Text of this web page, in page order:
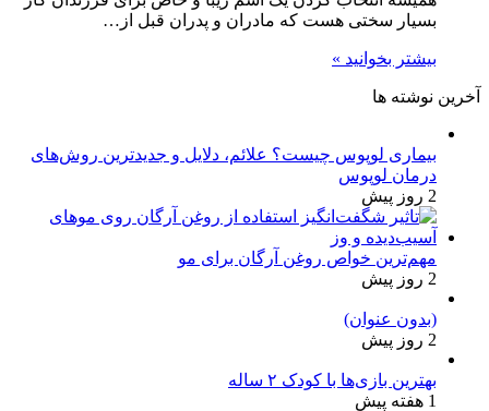
بسیار سختی هست که مادران و پدران قبل از…
بیشتر بخوانید »
آخرین نوشته ها
بیماری لوپوس چیست؟ علائم، دلایل و جدیدترین روش‌های
درمان لوپوس
2 روز پیش
مهم‌ترین خواص روغن آرگان برای مو
2 روز پیش
(بدون عنوان)
2 روز پیش
بهترین بازی‌ها با کودک ۲ ساله
1 هفته پیش